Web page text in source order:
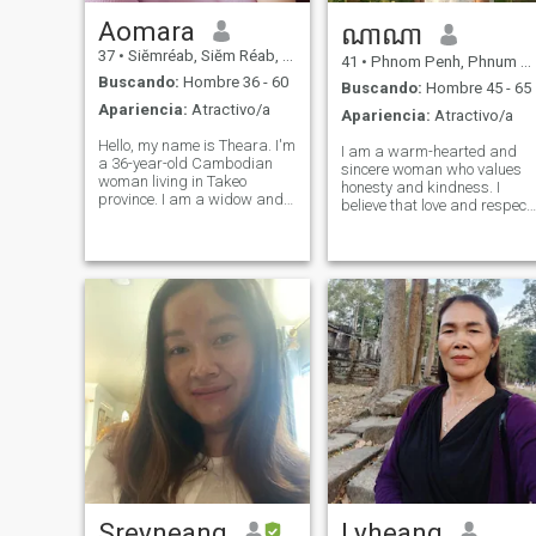
Aomara
37 • Siĕmréab, Siĕm Réab, Cambolla
Buscando: Hombre 36 - 60
Apariencia: Atractivo/a
Hello, my name is Theara. I'm
a 36-year-old Cambodian
woman living in Takeo
province. I am a widow and
do my best every day to
create a stable and loving
life for my family
ណាណា
41 • Phnom Penh, Phnum Pénh, Cambolla
Buscando: Hombre 45 - 65
Apariencia: Atractivo/a
I am a warm-hearted and
sincere woman who values
honesty and kindness. I
believe that love and respect
free time, I enjoy cooking,
growing vegetables, and
keeping my home clean and
organized. I fi